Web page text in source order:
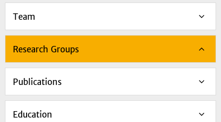
Team
Research Groups
Publications
Education